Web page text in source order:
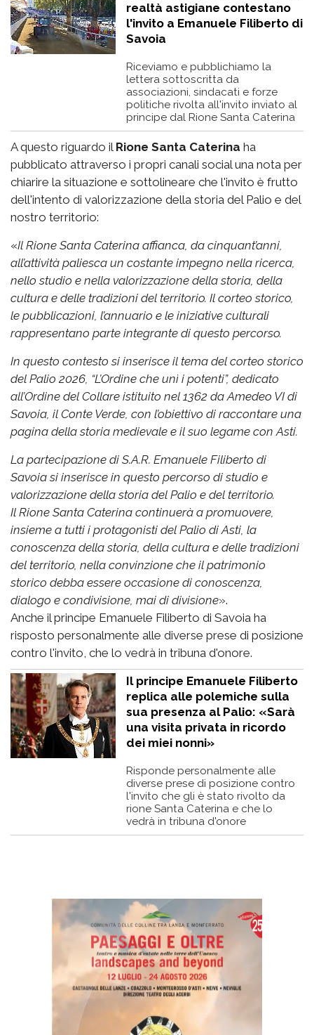
realtà astigiane contestano
l'invito a Emanuele Filiberto di
Savoia
Riceviamo e pubblichiamo la
lettera sottoscritta da
associazioni, sindacati e forze
politiche rivolta all'invito inviato al
principe dal Rione Santa Caterina
A questo riguardo il Rione Santa Caterina ha
pubblicato attraverso i propri canali social una nota per
chiarire la situazione e sottolineare che l'invito è frutto
dell'intento di valorizzazione della storia del Palio e del
nostro territorio:
«Il Rione Santa Caterina affianca, da cinquant’anni,
all’attività paliesca un costante impegno nella ricerca,
nello studio e nella valorizzazione della storia, della
cultura e delle tradizioni del territorio. Il corteo storico,
le pubblicazioni, l’annuario e le iniziative culturali
rappresentano parte integrante di questo percorso.
In questo contesto si inserisce il tema del corteo storico
del Palio 2026, “L’Ordine che unì i potenti”, dedicato
all’Ordine del Collare istituito nel 1362 da Amedeo VI di
Savoia, il Conte Verde, con l’obiettivo di raccontare una
pagina della storia medievale e il suo legame con Asti.
La partecipazione di S.A.R. Emanuele Filiberto di
Savoia si inserisce in questo percorso di studio e
valorizzazione della storia del Palio e del territorio.
Il Rione Santa Caterina continuerà a promuovere,
insieme a tutti i protagonisti del Palio di Asti, la
conoscenza della storia, della cultura e delle tradizioni
del territorio, nella convinzione che il patrimonio
storico debba essere occasione di conoscenza,
dialogo e condivisione, mai di divisione».
Anche il principe Emanuele Filiberto di Savoia ha
risposto personalmente alle diverse prese di posizione
contro l'invito, che lo vedrà in tribuna d'onore.
Il principe Emanuele Filiberto
replica alle polemiche sulla
sua presenza al Palio: «Sarà
una visita privata in ricordo
dei miei nonni»
Risponde personalmente alle
diverse prese di posizione contro
l'invito che gli è stato rivolto da
rione Santa Caterina e che lo
vedrà in tribuna d'onore